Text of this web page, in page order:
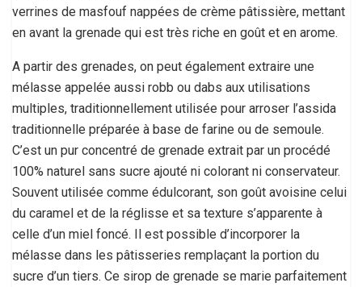
verrines de masfouf nappées de crème pâtissière, mettant
en avant la grenade qui est très riche en goût et en arome.
A partir des grenades, on peut également extraire une
mélasse appelée aussi robb ou dabs aux utilisations
multiples, traditionnellement utilisée pour arroser l’assida
traditionnelle préparée à base de farine ou de semoule.
C’est un pur concentré de grenade extrait par un procédé
100% naturel sans sucre ajouté ni colorant ni conservateur.
Souvent utilisée comme édulcorant, son goût avoisine celui
du caramel et de la réglisse et sa texture s’apparente à
celle d’un miel foncé. Il est possible d’incorporer la
mélasse dans les pâtisseries remplaçant la portion du
sucre d’un tiers. Ce sirop de grenade se marie parfaitement